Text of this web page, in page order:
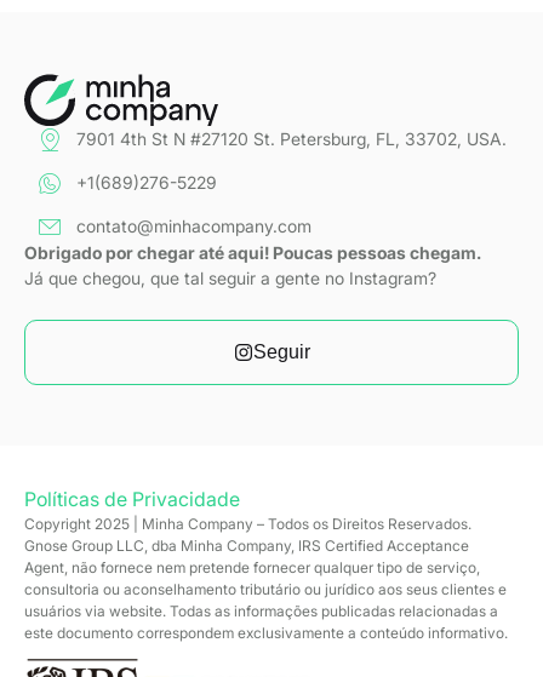
7901 4th St N #27120 St. Petersburg, FL, 33702, USA.
+1(689)276-5229
contato@minhacompany.com
Obrigado por chegar até aqui! Poucas pessoas chegam.
Já que chegou, que tal seguir a gente no Instagram?
Seguir
Políticas de Privacidade
Copyright 2025 | Minha Company – Todos os Direitos Reservados.
Gnose Group LLC, dba Minha Company, IRS Certified Acceptance
Agent, não fornece nem pretende fornecer qualquer tipo de serviço,
consultoria ou aconselhamento tributário ou jurídico aos seus clientes e
usuários via website. Todas as informações publicadas relacionadas a
este documento correspondem exclusivamente a conteúdo informativo.